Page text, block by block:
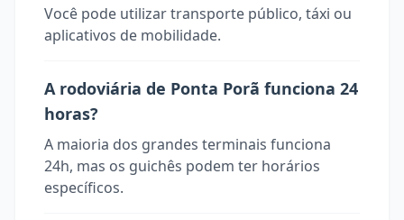
Você pode utilizar transporte público, táxi ou
aplicativos de mobilidade.
A rodoviária de Ponta Porã funciona 24
horas?
A maioria dos grandes terminais funciona
24h, mas os guichês podem ter horários
específicos.